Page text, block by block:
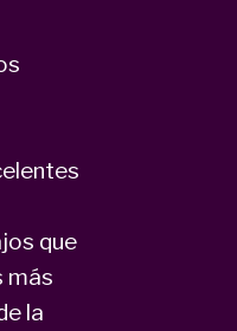
que
más
la